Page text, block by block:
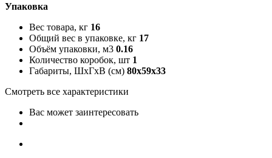
Упаковка
Вес товара, кг 16
Общий вес в упаковке, кг 17
Объём упаковки, м3 0.16
Количество коробок, шт 1
Габариты, ШxГxВ (см) 80x59x33
Смотреть все характеристики
Вас может заинтересовать